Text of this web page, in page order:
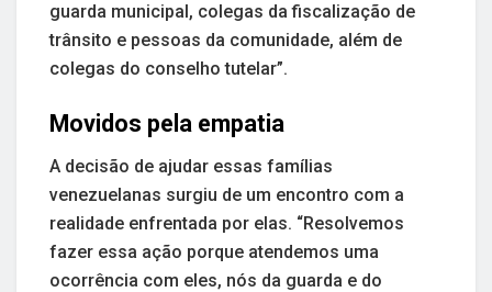
guarda municipal, colegas da fiscalização de
trânsito e pessoas da comunidade, além de
colegas do conselho tutelar”.
Movidos pela empatia
A decisão de ajudar essas famílias
venezuelanas surgiu de um encontro com a
realidade enfrentada por elas. “Resolvemos
fazer essa ação porque atendemos uma
ocorrência com eles, nós da guarda e do